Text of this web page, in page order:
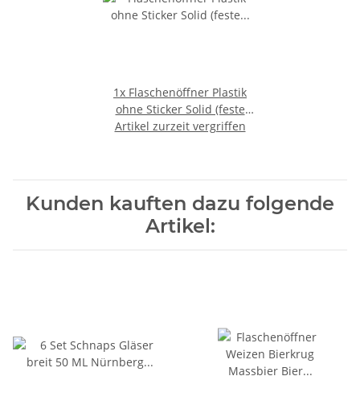
1x Flaschenöffner Plastik
ohne Sticker Solid (feste
Füllung)
Artikel zurzeit vergriffen
Kunden kauften dazu folgende
Artikel: